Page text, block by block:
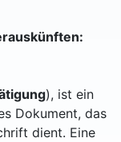
), ist ein
Dokument, das
dient. Eine